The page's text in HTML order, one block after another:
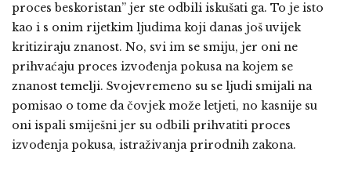
proces beskoristan” jer ste odbili iskušati ga. To je isto
kao i s onim rijetkim ljudima koji danas još uvijek
kritiziraju znanost. No, svi im se smiju, jer oni ne
prihvaćaju proces izvođenja pokusa na kojem se
znanost temelji. Svojevremeno su se ljudi smijali na
pomisao o tome da čovjek može letjeti, no kasnije su
oni ispali smiješni jer su odbili prihvatiti proces
izvođenja pokusa, istraživanja prirodnih zakona.